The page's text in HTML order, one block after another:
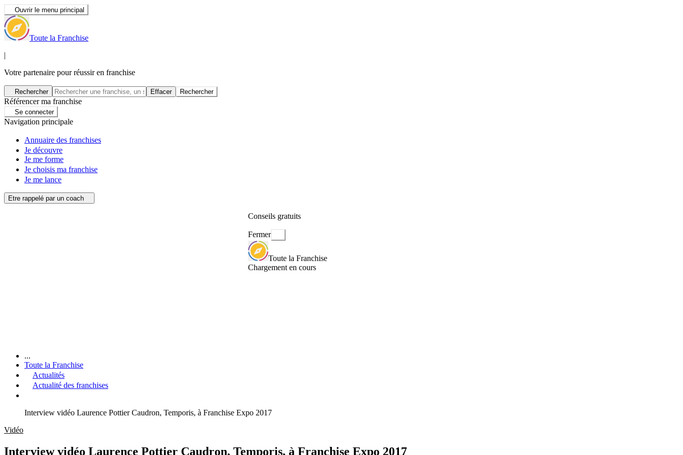
Ouvrir le menu principal
Toute la Franchise
|
Votre partenaire pour réussir en franchise
Rechercher Effacer Rechercher
Référencer ma franchise
Se connecter
Navigation principale
Annuaire des franchises
Je découvre
Je me forme
Je choisis ma franchise
Je me lance
Etre rappelé par un coach
Conseils gratuits
Fermer
Toute la Franchise
Chargement en cours
...
Toute la Franchise
Actualités
Actualité des franchises
Interview vidéo Laurence Pottier Caudron, Temporis, à Franchise Expo 2017
Vidéo
Interview vidéo Laurence Pottier Caudron, Temporis, à Franchise Expo 2017